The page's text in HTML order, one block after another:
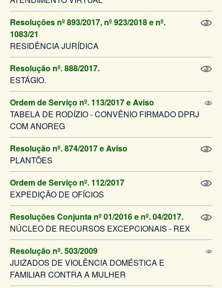
Resoluções nº 893/2017, nº 923/2018 e nº.
1083/21
RESIDÊNCIA JURÍDICA
Resolução nº. 888/2017.
ESTÁGIO.
Ordem de Serviço nº. 113/2017 e Aviso
TABELA DE RODÍZIO - CONVÊNIO FIRMADO DPRJ
COM ANOREG
Resolução nº. 874/2017 e Aviso
PLANTÕES
Ordem de Serviço nº. 112/2017
EXPEDIÇÃO DE OFÍCIOS
Resoluções Conjunta nº 01/2016 e nº. 04/2017.
NÚCLEO DE RECURSOS EXCEPCIONAIS - REX
Resolução nº. 503/2009
JUIZADOS DE VIOLÊNCIA DOMÉSTICA E
FAMILIAR CONTRA A MULHER